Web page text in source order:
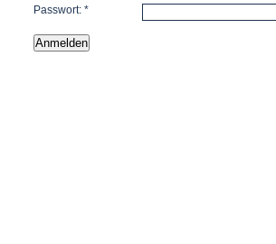
Passwort: *